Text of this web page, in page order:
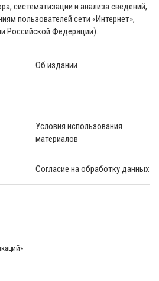
систематизации и анализа сведений,
пользователей сети «Интернет»,
Российской Федерации).
Об издании
Условия использования
материалов
Согласие на обработку данных